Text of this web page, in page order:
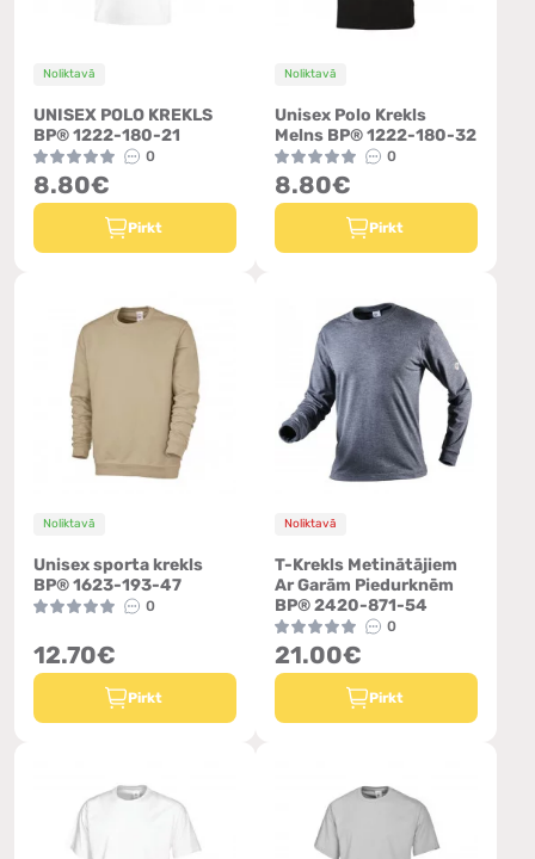
Noliktavā
UNISEX POLO KREKLS
BP® 1222-180-21
0
8.80€
Pirkt
Noliktavā
Unisex Polo Krekls
Melns BP® 1222-180-32
0
8.80€
Pirkt
Noliktavā
Unisex sporta krekls
BP® 1623-193-47
0
12.70€
Pirkt
Noliktavā
T-Krekls Metinātājiem
Ar Garām Piedurknēm
BP® 2420-871-54
0
21.00€
Pirkt